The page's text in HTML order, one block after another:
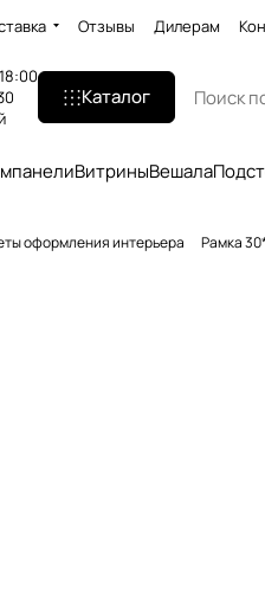
Отзывы Дилерам
Каталог
ВитриныВешала
оформления интерьера Рамка